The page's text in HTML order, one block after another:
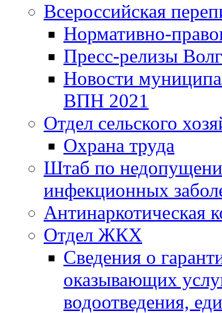
Всероссийская
Нормативно-
Пресс-релизы
Новости
ВПН 2021
Отдел сельского
Охрана труда
Штаб по
инфекционных
Антинаркотическая
Отдел ЖКХ
Сведения о
оказывающих
водоотведения,